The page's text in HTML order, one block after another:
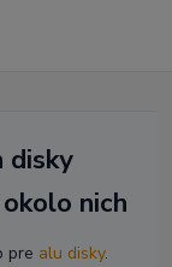
disky
nich
pre alu disky.